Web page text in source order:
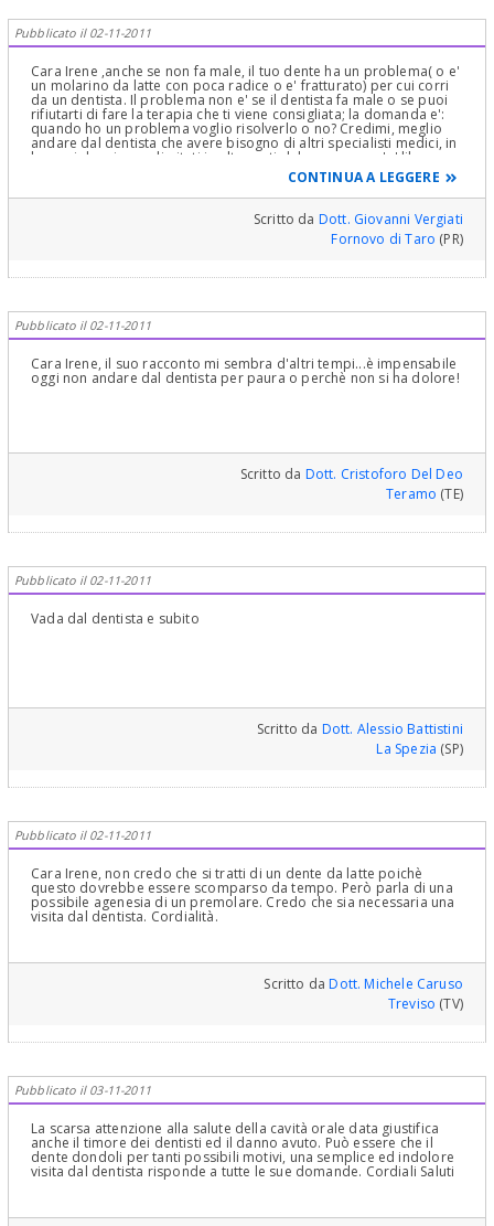
Pubblicato il 02-11-2011
Cara Irene ,anche se non fa male, il tuo dente ha un problema( o e'
un molarino da latte con poca radice o e' fratturato) per cui corri
da un dentista. Il problema non e' se il dentista fa male o se puoi
rifiutarti di fare la terapia che ti viene consigliata; la domanda e':
quando ho un problema voglio risolverlo o no? Credimi, meglio
andare dal dentista che avere bisogno di altri specialisti medici, in
bocca i danni sono limitati in alte parti del corpo non c'e' libero
CONTINUA A LEGGERE
Scritto da Dott. Giovanni Vergiati
Fornovo di Taro (PR)
Pubblicato il 02-11-2011
Cara Irene, il suo racconto mi sembra d'altri tempi...è impensabile
oggi non andare dal dentista per paura o perchè non si ha dolore!
Scritto da Dott. Cristoforo Del Deo
Teramo (TE)
Pubblicato il 02-11-2011
Vada dal dentista e subito
Scritto da Dott. Alessio Battistini
La Spezia (SP)
Pubblicato il 02-11-2011
Cara Irene, non credo che si tratti di un dente da latte poichè
questo dovrebbe essere scomparso da tempo. Però parla di una
possibile agenesia di un premolare. Credo che sia necessaria una
visita dal dentista. Cordialità.
Scritto daDott. Michele Caruso
Treviso (TV)
Pubblicato il 03-11-2011
La scarsa attenzione alla salute della cavità orale data giustifica
anche il timore dei dentisti ed il danno avuto. Può essere che il
dente dondoli per tanti possibili motivi, una semplice ed indolore
visita dal dentista risponde a tutte le sue domande. Cordiali Saluti